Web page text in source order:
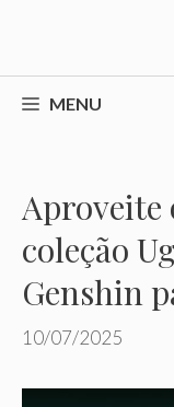
o
conteúdoMENU
Aproveite
coleção
Genshin
10/07/2025